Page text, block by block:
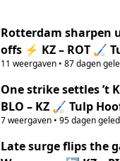
Rotterdam sharpen
offs ⚡ KZ – ROT 🏑
Men ‘25/’26
11 weergaven• 87 dagen
One strike settles ’t
BLO – KZ 🏑 Tulp
‘25/’26 Highlights
7weergaven• 95 dagen
Late surge flips the